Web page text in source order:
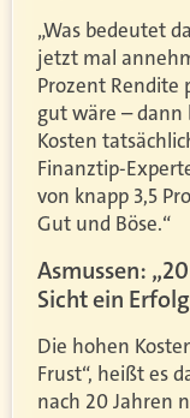
„Was bedeutet
jetzt mal
Prozent Rendite
gut wäre – dann
Kosten
Finanztip-
von knapp 3,5
Gut und Böse.“
Asmussen:
Sicht ein
Die hohen
Frust“, heißt es
nach 20 Jahren